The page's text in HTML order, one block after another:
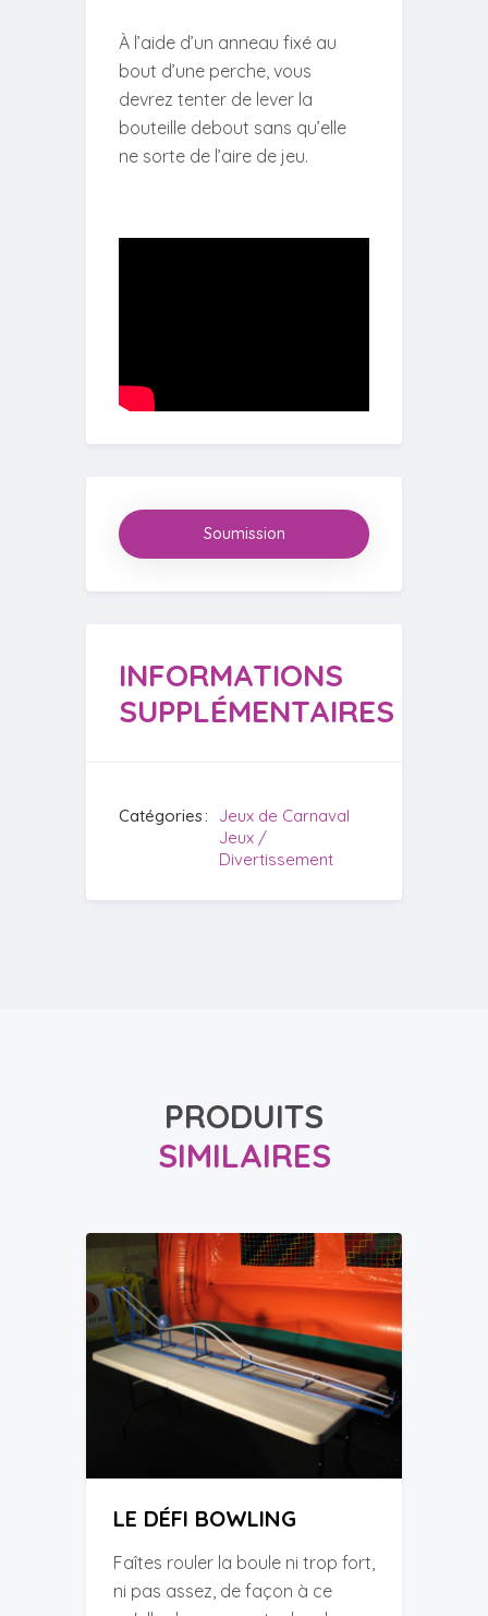
À l’aide d’un anneau fixé au
bout d’une perche, vous
devrez tenter de lever la
bouteille debout sans qu’elle
ne sorte de l’aire de jeu.
Soumission
INFORMATIONS
SUPPLÉMENTAIRES
Catégories
Jeux de Carnaval
Jeux /
Divertissement
PRODUITS
SIMILAIRES
LE DÉFI BOWLING
Faîtes rouler la boule ni trop fort,
ni pas assez, de façon à ce